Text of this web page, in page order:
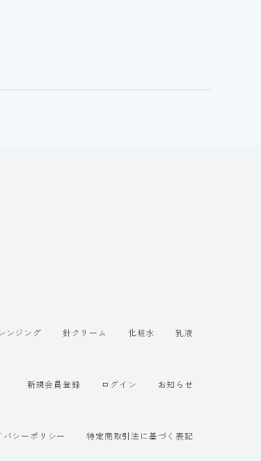
ンジング 針クリーム 化粧水 乳液
新規会員登録 ログイン お知らせ
バシーポリシー 特定商取引法に基づく表記